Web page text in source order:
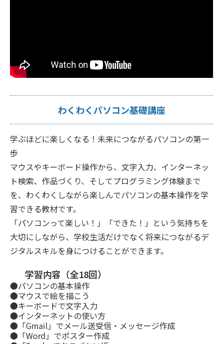
わくわくパソコン基礎講座
学ぶほどに楽しくなる！未来につながるパソコンの第一
歩
マウスやキーボード操作から、文字入力、インターネッ
ト検索、作品づくり、そしてプログラミング体験まで
を、わくわくしながら楽しんでパソコンの基本操作を学
習できる教材です。
「パソコンって楽しい！」「できた！」という気持ちを
大切にしながら、学校生活だけでなく将来につながるデ
ジタルスキルを身につけることができます。
学習内容（全18回）
●パソコンの基本操作
●マウスで絵を描こう
●キーボードで文字入力
●インターネットの使い方
●「Gmail」でメール送受信・メッセージ作成
●「Word」でポスター作成